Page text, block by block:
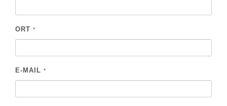
ORT *
E-MAIL *